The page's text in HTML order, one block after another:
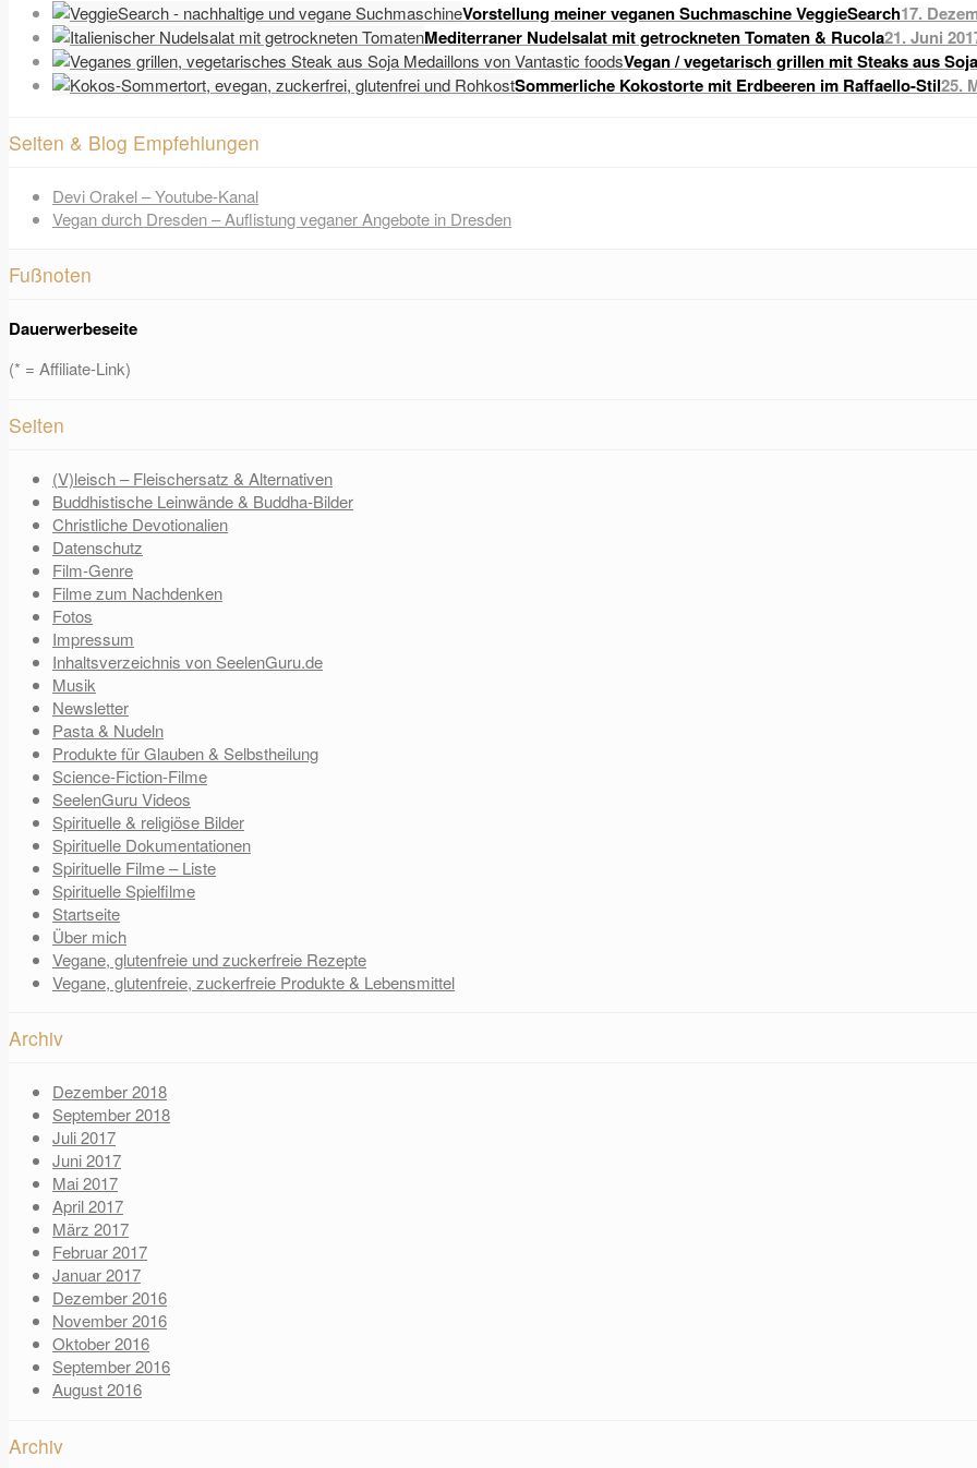
Vorstellung meiner veganen Suchmaschine VeggieSearch17.
Mediterraner Nudelsalat mit getrockneten Tomaten & Rucola21. Juni
Vegan / vegetarisch grillen mit Steaks aus Soja
Sommerliche Kokostorte mit Erdbeeren im Raffaello-Stil25.
Seiten & Blog Empfehlungen
Devi Orakel – Youtube-Kanal
Vegan durch Dresden – Auflistung veganer Angebote in Dresden
Fußnoten
Dauerwerbeseite
(* = Affiliate-Link)
Seiten
(V)leisch – Fleischersatz & Alternativen
Buddhistische Leinwände & Buddha-Bilder
Christliche Devotionalien
Datenschutz
Film-Genre
Filme zum Nachdenken
Fotos
Impressum
Inhaltsverzeichnis von SeelenGuru.de
Musik
Newsletter
Pasta & Nudeln
Produkte für Glauben & Selbstheilung
Science-Fiction-Filme
SeelenGuru Videos
Spirituelle & religiöse Bilder
Spirituelle Dokumentationen
Spirituelle Filme – Liste
Spirituelle Spielfilme
Startseite
Über mich
Vegane, glutenfreie und zuckerfreie Rezepte
Vegane, glutenfreie, zuckerfreie Produkte & Lebensmittel
Archiv
Dezember 2018
September 2018
Juli 2017
Juni 2017
Mai 2017
April 2017
März 2017
Februar 2017
Januar 2017
Dezember 2016
November 2016
Oktober 2016
September 2016
August 2016
Archiv